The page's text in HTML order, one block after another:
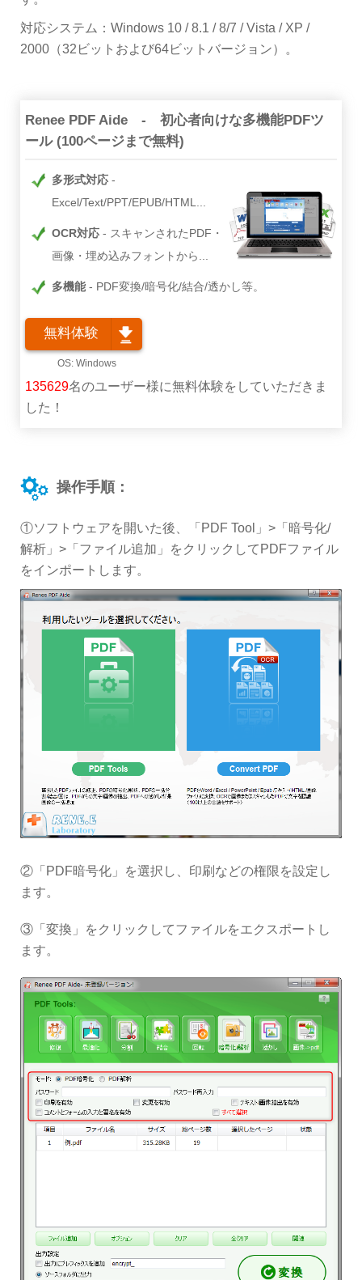
対応システム：Windows 10 / 8.1 / 8/7 / Vista / XP /
2000（32ビットおよび64ビットバージョン）。
Renee PDF Aide - 初心者向けな多機能PDFツ
ール (100ページまで無料)
多形式対応
Excel/Text/PPT/EPUB/HTML...
OCR対応
スキャンされたPDF・
画像・埋め込みフォントから...
多機能 PDF変換/暗号化/結合/透かし等。
無料体験
135629名のユーザー様に無料体験をしていただきま
した！
操作手順：
①ソフトウェアを開いた後、「PDF Tool」>「暗号化/
解析」>「ファイル追加」をクリックしてPDFファイル
をインポートします。
②「PDF暗号化」を選択し、印刷などの権限を設定し
ます。
③「変換」をクリックしてファイルをエクスポートし
ます。